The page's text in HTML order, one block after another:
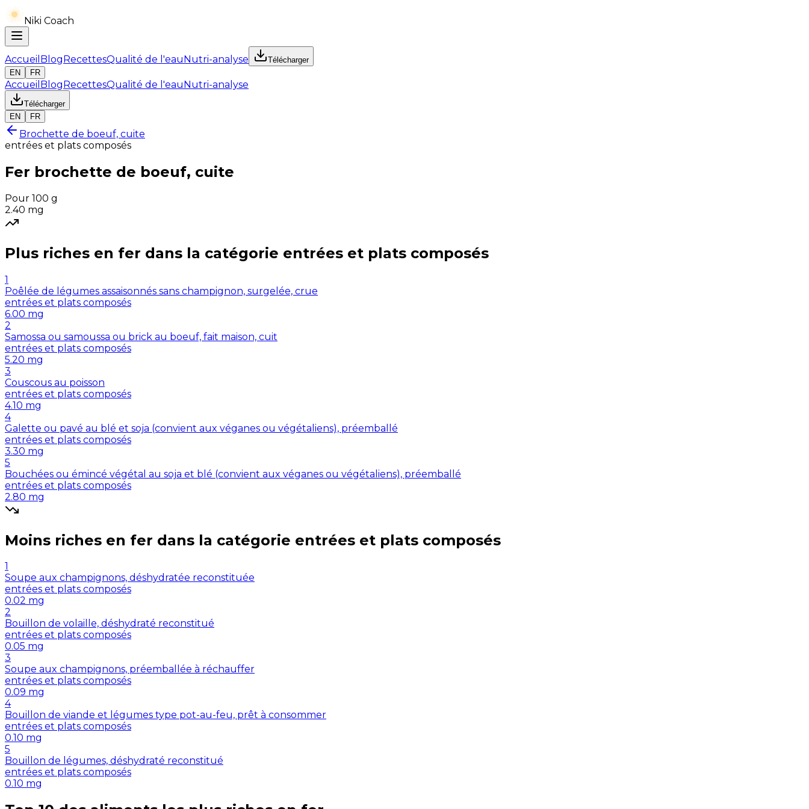
Niki Coach
Accueil BlogRecettesQualité de l'eauNutri-analyse
Télécharger
EN
FR
Accueil BlogRecettesQualité de l'eauNutri-analyse
Télécharger
EN
FR
Brochette de boeuf, cuite
entrées et plats composés
Fer brochette de boeuf, cuite
Pour 100 g
2.40 mg
Plus riches en fer dans la catégorie entrées et plats composés
1
Poêlée de légumes assaisonnés sans champignon, surgelée, crue
entrées et plats composés
6.00 mg
2
Samossa ou samoussa ou brick au boeuf, fait maison, cuit
entrées et plats composés
5.20 mg
3
Couscous au poisson
entrées et plats composés
4.10 mg
4
Galette ou pavé au blé et soja (convient aux véganes ou végétaliens), préemballé
entrées et plats composés
3.30 mg
5
Bouchées ou émincé végétal au soja et blé (convient aux véganes ou végétaliens), préemballé
entrées et plats composés
2.80 mg
Moins riches en fer dans la catégorie entrées et plats composés
1
Soupe aux champignons, déshydratée reconstituée
entrées et plats composés
0.02 mg
2
Bouillon de volaille, déshydraté reconstitué
entrées et plats composés
0.05 mg
3
Soupe aux champignons, préemballée à réchauffer
entrées et plats composés
0.09 mg
4
Bouillon de viande et légumes type pot-au-feu, prêt à consommer
entrées et plats composés
0.10 mg
5
Bouillon de légumes, déshydraté reconstitué
entrées et plats composés
0.10 mg